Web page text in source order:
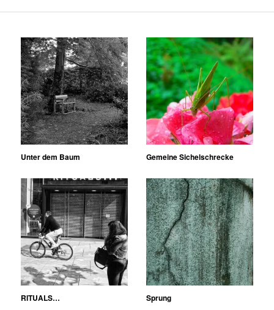
Unter dem Baum Gemeine Sichelschrecke
RITUALS… Sprung